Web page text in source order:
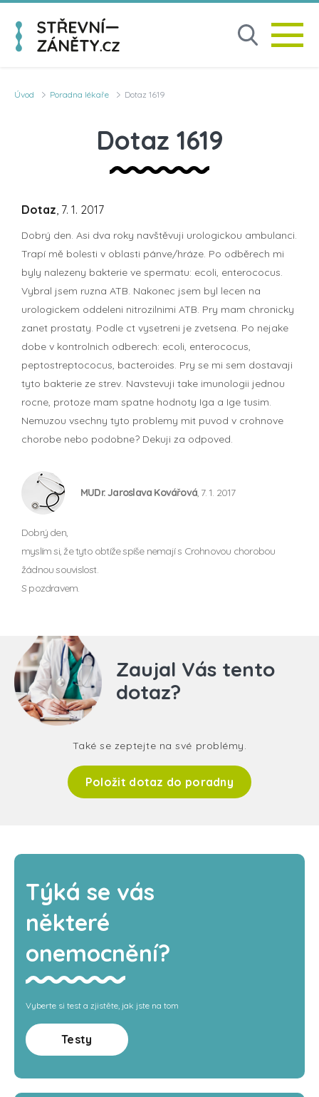
Úvod Poradna lékaře Dotaz 1619
Dotaz 1619
Dotaz, 7. 1. 2017
Dobrý den. Asi dva roky navštěvuji urologickou ambulanci.
Trapí mě bolesti v oblasti pánve/hráze. Po odběrech mi
byly nalezeny bakterie ve spermatu: ecoli, enterococus.
Vybral jsem ruzna ATB. Nakonec jsem byl lecen na
urologickem oddeleni nitrozilnimi ATB. Pry mam chronicky
zanet prostaty. Podle ct vysetreni je zvetsena. Po nejake
dobe v kontrolnich odberech: ecoli, enterococus,
peptostreptococus, bacteroides. Pry se mi sem dostavaji
tyto bakterie ze strev. Navstevuji take imunologii jednou
rocne, protoze mam spatne hodnoty Iga a Ige tusim.
Nemuzou vsechny tyto problemy mit puvod v crohnove
chorobe nebo podobne? Dekuji za odpoved.
MUDr. Jaroslava Kovářová, 7. 1. 2017
Dobrý den,
myslím si, že tyto obtíže spíše nemají s Crohnovou chorobou
žádnou souvislost.
S pozdravem.
Zaujal Vás tento
dotaz?
Také se zeptejte na své problémy.
Položit dotaz do poradny
Týká se vás
některé
onemocnění?
Vyberte si test a zjistěte, jak jste na tom
Testy